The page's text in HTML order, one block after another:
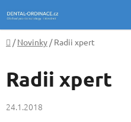
na
obsah
Domů
/ Novinky / Radii xpert
Radii xpert
24.1.2018